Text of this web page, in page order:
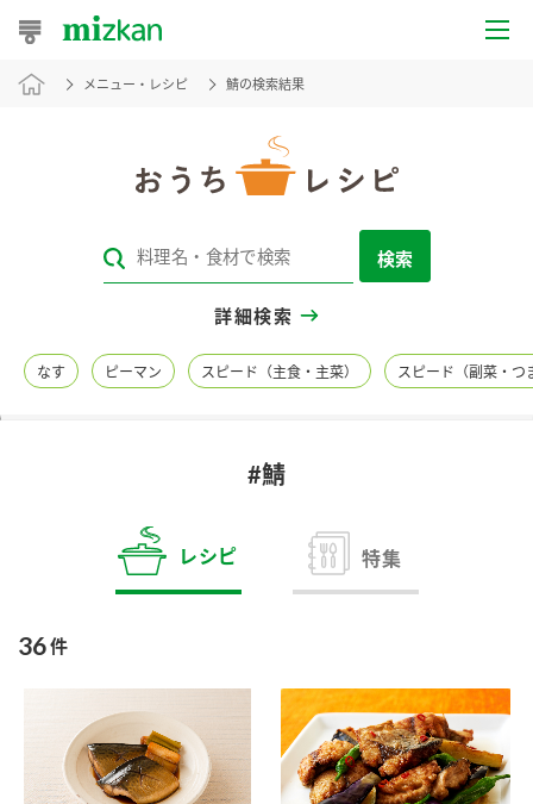
おうちレシピ
レシピカテゴリ一覧
レシピ名特集
商品カテゴリ
お酢ドリンク ぽん酢
ブランド・スペシャルサイト
ブランド・スペシャルサイト トップ
メニュー・レシピ 鯖の検索結果
検索
詳細検索
なす ピーマン スピード（主食・主菜） スピード（副菜・つ
#鯖
レシピ 特集
36件